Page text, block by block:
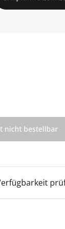
nicht bestellbar